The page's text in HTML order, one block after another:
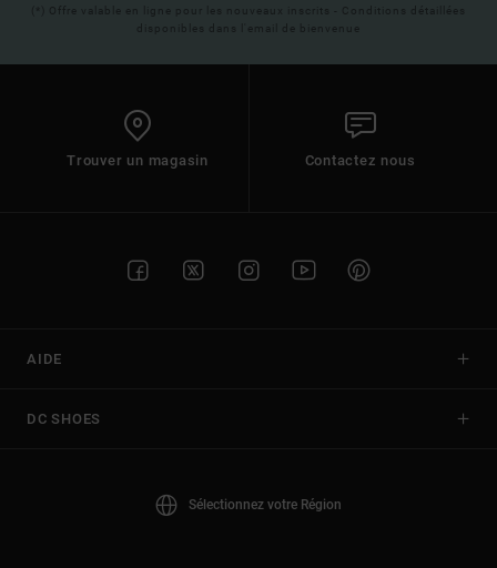
(*) Offre valable en ligne pour les nouveaux inscrits - Conditions détaillées
disponibles dans l'email de bienvenue
Trouver un magasin Contactez nous
AIDE
DC SHOES
Sélectionnez votre Région